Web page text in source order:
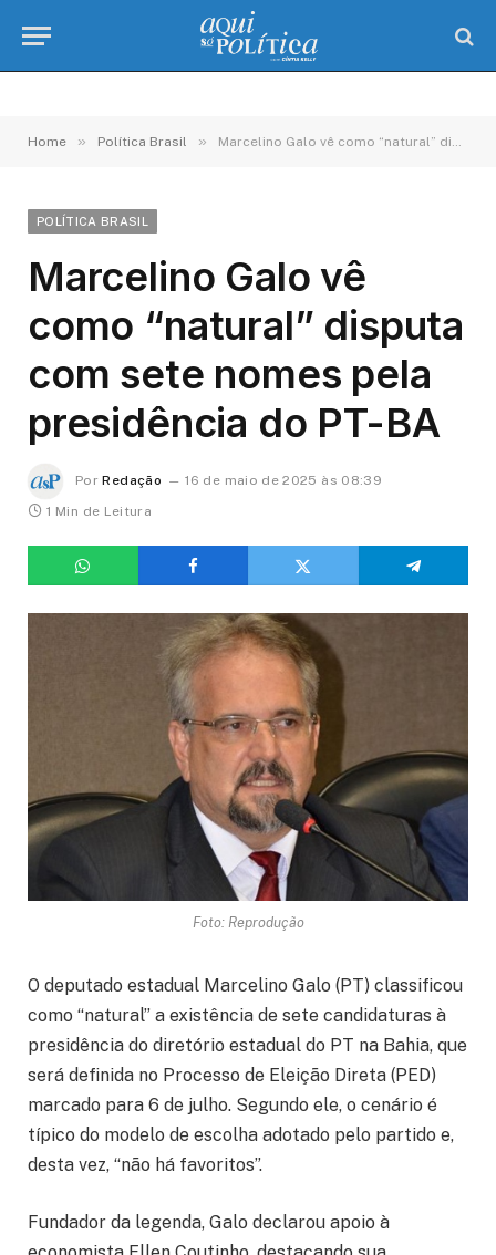
Home » Política Brasil » Marcelino Galo vê como “natural” disputa com sete nomes pela presidência do PT-BA
POLÍTICA BRASIL
Marcelino Galo vê
como “natural” disputa
com sete nomes pela
presidência do PT-BA
Por Redação
16 de maio de 2025 às 08:39
1 Min de Leitura
Foto: Reprodução
O deputado estadual Marcelino Galo (PT) classificou
como “natural” a existência de sete candidaturas à
presidência do diretório estadual do PT na Bahia, que
será definida no Processo de Eleição Direta (PED)
marcado para 6 de julho. Segundo ele, o cenário é
típico do modelo de escolha adotado pelo partido e,
desta vez, “não há favoritos”.
Fundador da legenda, Galo declarou apoio à